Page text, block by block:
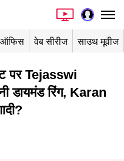
ऑफिस वेब सीरीज साउथ मूवीज
पर Tejasswi
डायमंड रिंग, Karan